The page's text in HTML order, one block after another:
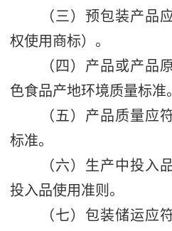
（三）预包装产品
权使用商标）。
（四）产品或产品
色食品产地环境质量标准。
（五）产品质量应
标准。
（六）生产中投入
投入品使用准则。
（七）包装储运应